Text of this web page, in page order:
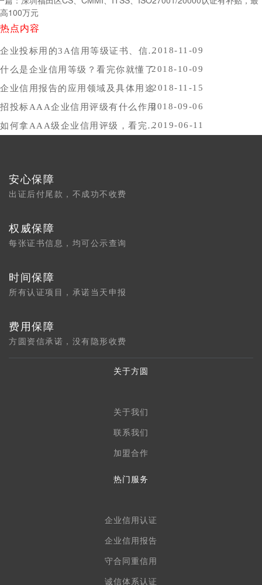
高100万元
热点内容
企业投标用的3A信用等级证书、信用报告办理时间，哪里办比较好？2018-11-09
什么是企业信用等级？看完你就懂了2018-10-09
企业信用报告的应用领域及具体用途2018-11-15
招投标AAA企业信用评级有什么作用2018-09-06
如何拿AAA级企业信用评级，看完你就懂了2019-06-11
安心保障
出证后付尾款，不成功不收费
权威保障
每张证书信息，均可公示查询
时间保障
所有认证项目，承诺当天申报
费用保障
方圆资信承诺，没有隐形收费
关于方圆
关于我们
联系我们
加盟合作
热门服务
企业信用认证
企业信用报告
守合同重信用
诚信体系认证